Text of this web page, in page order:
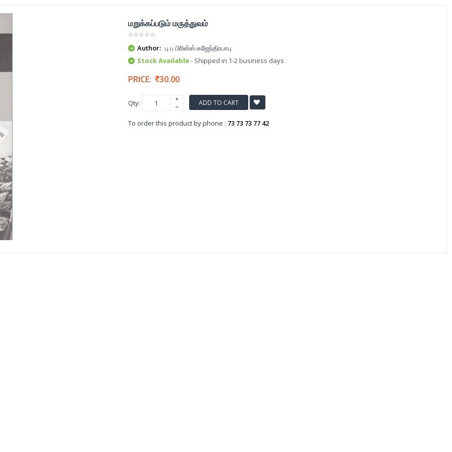
மறுக்கப்படும் மருத்துவம்
Author: பு ப பிரின்ஸ் கஜேந்திரபாபு
Stock Available- Shipped in 1-2 business days
PRICE: 30.00
Qty: ADD TO CART
To order this product by phone : 73 73 73 77 42